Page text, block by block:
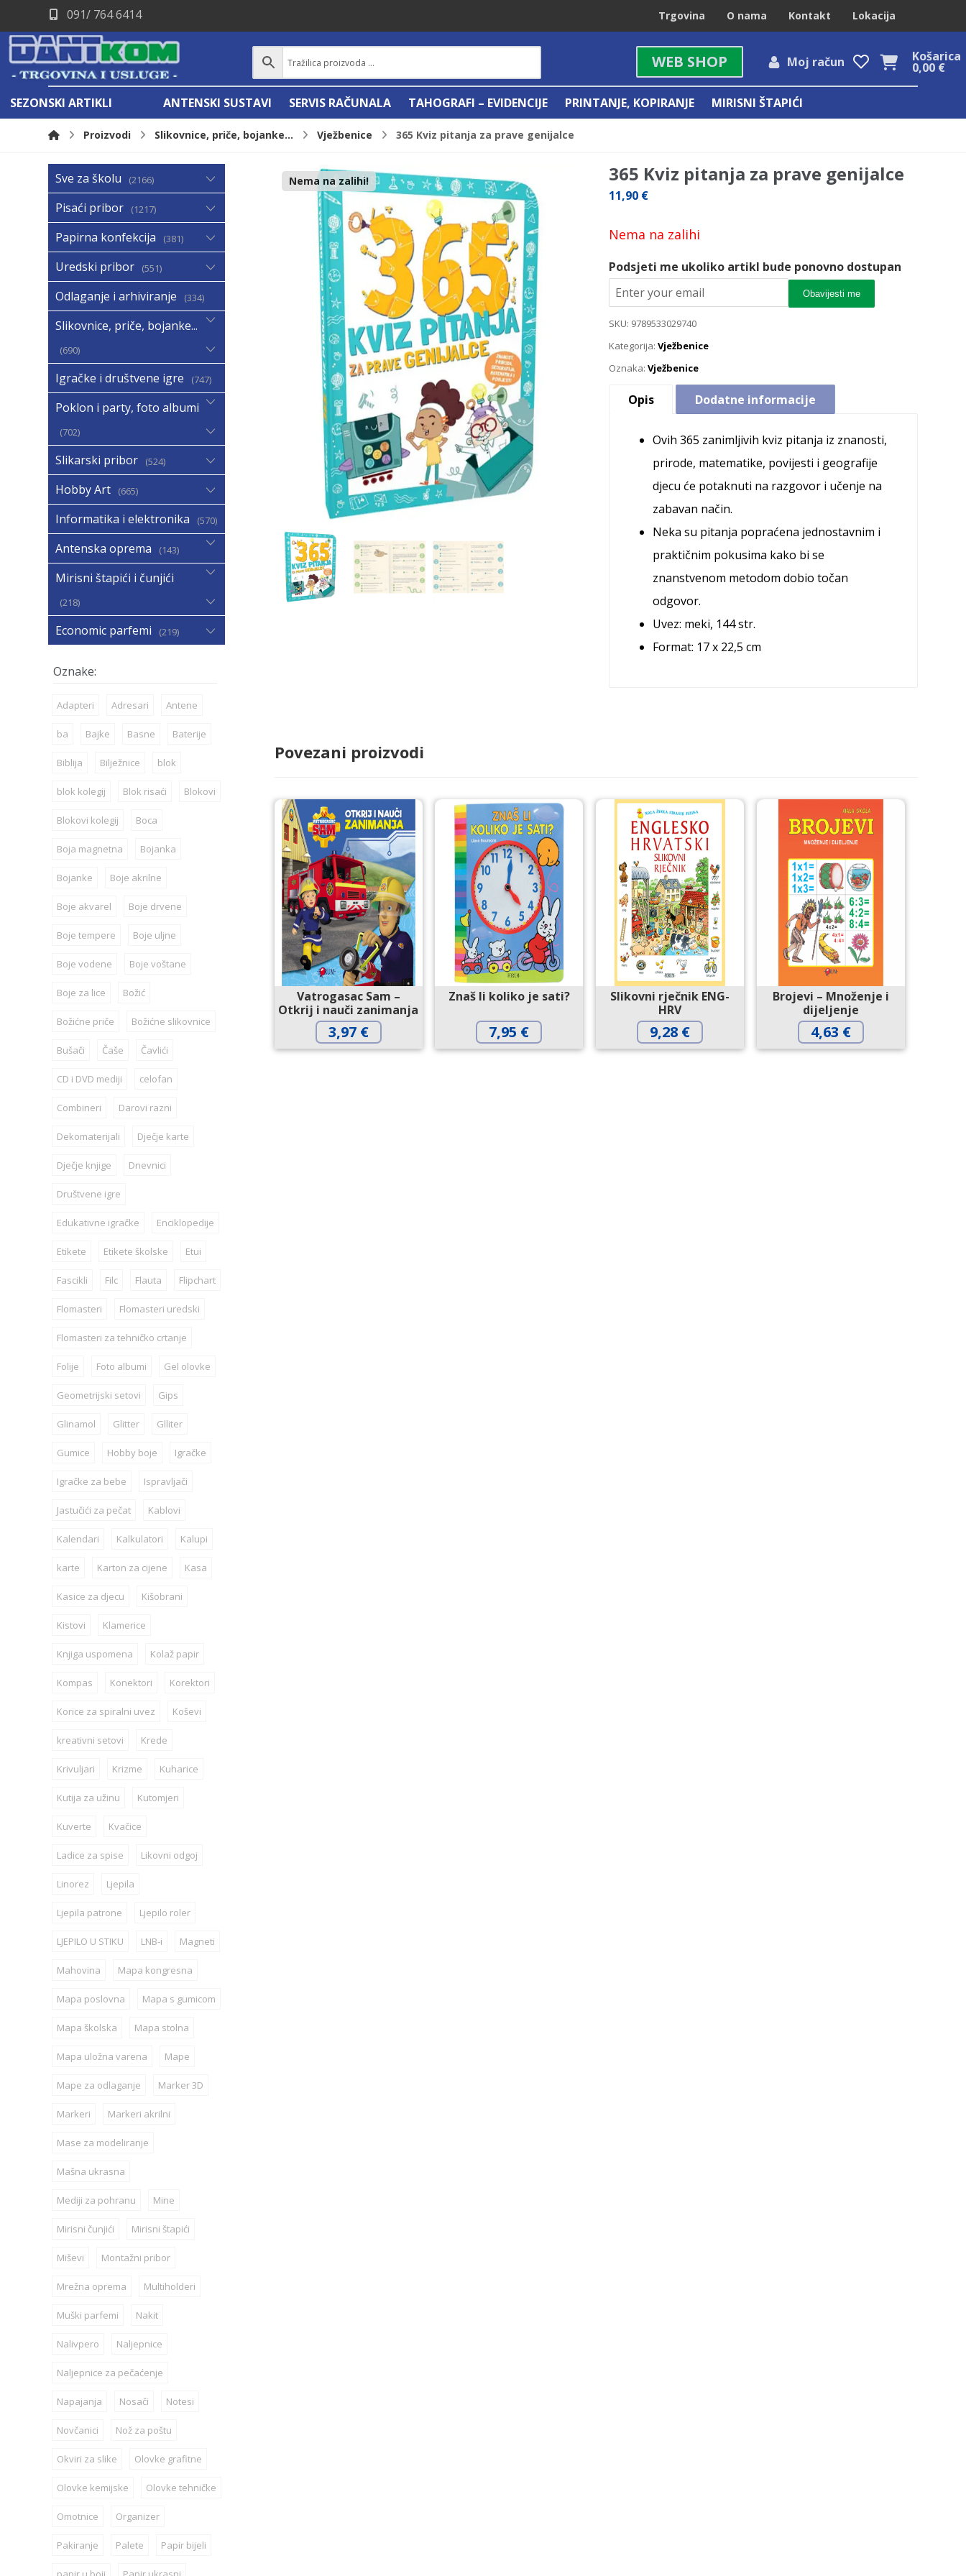
091/ 764 6414 Trgovina O nama Kontakt Lokacija
Košarica
0,00 €
Moj račun
WEB SHOP
SEZONSKI ARTIKLI ANTENSKI SUSTAVI SERVIS RAČUNALA TAHOGRAFI – EVIDENCIJE PRINTANJE, KOPIRANJE MIRISNI ŠTAPIĆI
Proizvodi Slikovnice, priče, bojanke... Vježbenice 365 Kviz pitanja za prave genijalce
Nema na zalihi! 365 Kviz pitanja za prave genijalce
11,90 €
Nema na zalihi
Podsjeti me ukoliko artikl bude ponovno dostupan
Obavijesti me
SKU: 9789533029740
Kategorija:Vježbenice
Oznaka:Vježbenice
Opis Dodatne informacije
Ovih 365 zanimljivih kviz pitanja iz znanosti,
prirode, matematike, povijesti i geografije
djecu će potaknuti na razgovor i učenje na
zabavan način.
Neka su pitanja popraćena jednostavnim i
praktičnim pokusima kako bi se
znanstvenom metodom dobio točan
odgovor.
Uvez: meki, 144 str.
Format: 17 x 22,5 cm
Povezani proizvodi
Vatrogasac Sam –
Otkrij i nauči zanimanja
3,97 €
Znaš li koliko je sati?
7,95 €
Slikovni rječnik ENG-
HRV
9,28 €
Brojevi – Množenje i
dijeljenje
4,63 €
Sve za školu 2166
Pisaći pribor 1217
Papirna konfekcija 381
Uredski pribor 551
Odlaganje i arhiviranje 334
Slikovnice, priče, bojanke...
690
Igračke i društvene igre 747
Poklon i party, foto albumi
702
Slikarski pribor 524
Hobby Art 665
Informatika i elektronika 570
Antenska oprema 143
Mirisni štapići i čunjići
218
Economic parfemi 219
Adapteri Adresari Antene
ba Bajke Basne Baterije
Biblija Bilježnice blok
blok kolegij Blok risaći Blokovi
Blokovi kolegij Boca
Boja magnetna Bojanka
Bojanke Boje akrilne
Boje akvarel Boje drvene
Boje tempere Boje uljne
Boje vodene Boje voštane
Boje za lice Božić
Božićne priče Božićne slikovnice
Bušači Čaše Čavlići
CD i DVD mediji celofan
Combineri Darovi razni
Dekomaterijali Dječje karte
Dječje knjige Dnevnici
Društvene igre
Edukativne igračke Enciklopedije
Etikete Etikete školske Etui
Fascikli Filc Flauta Flipchart
Flomasteri Flomasteri uredski
Flomasteri za tehničko crtanje
Folije Foto albumi Gel olovke
Geometrijski setovi Gips
Glinamol Glitter Glliter
Gumice Hobby boje Igračke
Igračke za bebe Ispravljači
Jastučići za pečat Kablovi
Kalendari Kalkulatori Kalupi
karte Karton za cijene Kasa
Kasice za djecu Kišobrani
Kistovi Klamerice
Knjiga uspomena Kolaž papir
Kompas Konektori Korektori
Korice za spiralni uvez Koševi
kreativni setovi Krede
Krivuljari Krizme Kuharice
Kutija za užinu Kutomjeri
Kuverte Kvačice
Ladice za spise Likovni odgoj
Linorez Ljepila
Ljepila patrone Ljepilo roler
LJEPILO U STIKU LNB-i Magneti
Mahovina Mapa kongresna
Mapa poslovna Mapa s gumicom
Mapa školska Mapa stolna
Mapa uložna varena Mape
Mape za odlaganje Marker 3D
Markeri Markeri akrilni
Mase za modeliranje
Mašna ukrasna
Mediji za pohranu Mine
Mirisni čunjići Mirisni štapići
Miševi Montažni pribor
Mrežna oprema Multiholderi
Muški parfemi Nakit
Nalivpero Naljepnice
Naljepnice za pečaćenje
Napajanja Nosači Notesi
Novčanici Nož za poštu
Okviri za slike Olovke grafitne
Olovke kemijske Olovke tehničke
Omotnice Organizer
Pakiranje Palete Papir bijeli